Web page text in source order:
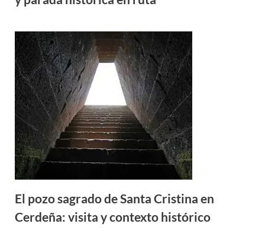
El pozo sagrado de Santa Cristina en
Cerdeña: visita y contexto histórico